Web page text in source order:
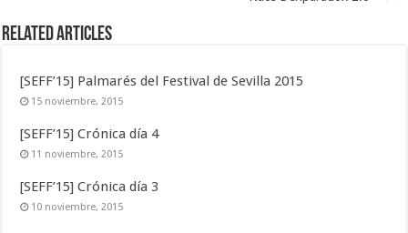
Related Articles
[SEFF’15] Palmarés del Festival de Sevilla 2015
15 noviembre, 2015
[SEFF’15] Crónica día 4
11 noviembre, 2015
[SEFF’15] Crónica día 3
10 noviembre, 2015